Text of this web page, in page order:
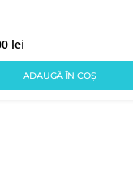
lei
ADAUGĂ ÎN COȘ